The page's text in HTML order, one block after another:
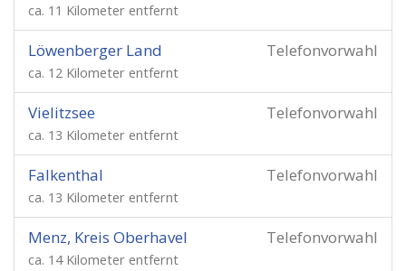
ca. 11 Kilometer entfernt
Telefonvorwahl
Löwenberger Land
ca. 12 Kilometer entfernt
Telefonvorwahl
Vielitzsee
ca. 13 Kilometer entfernt
Telefonvorwahl
Falkenthal
ca. 13 Kilometer entfernt
Telefonvorwahl
Menz, Kreis Oberhavel
ca. 14 Kilometer entfernt